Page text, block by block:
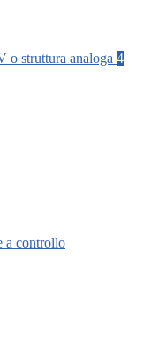
o struttura analoga 4
a controllo